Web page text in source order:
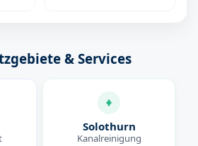
& Services
Solothurn
Kanalreinigung